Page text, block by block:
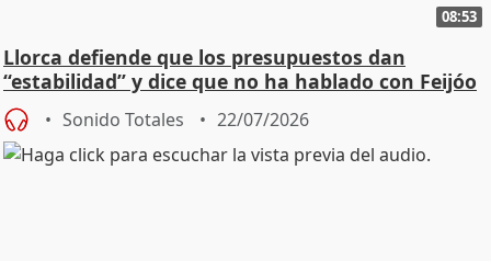
08:53
Llorca defiende que los presupuestos dan
“estabilidad” y dice que no ha hablado con Feijóo
Sonido Totales 22/07/2026